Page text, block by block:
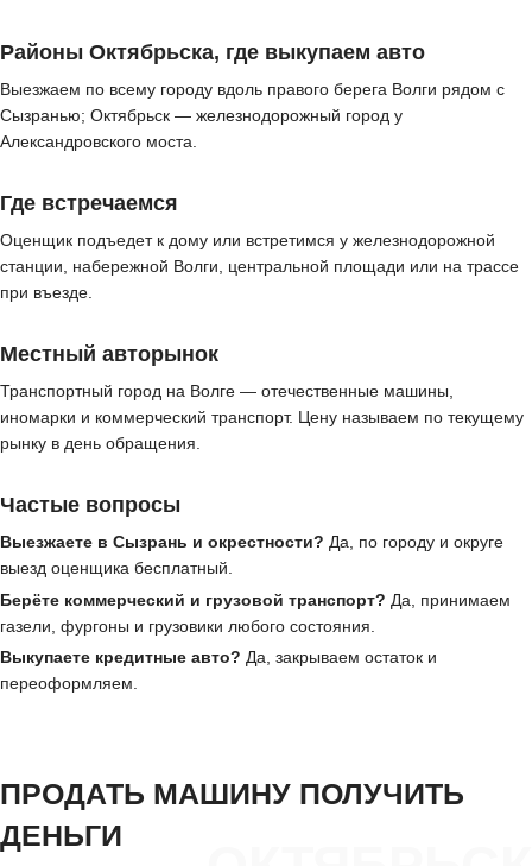
Районы Октябрьска, где выкупаем авто
Выезжаем по всему городу вдоль правого берега Волги рядом с
Сызранью; Октябрьск — железнодорожный город у
Александровского моста.
Где встречаемся
Оценщик подъедет к дому или встретимся у железнодорожной
станции, набережной Волги, центральной площади или на трассе
при въезде.
Местный авторынок
Транспортный город на Волге — отечественные машины,
иномарки и коммерческий транспорт. Цену называем по текущему
рынку в день обращения.
Частые вопросы
Выезжаете в Сызрань и окрестности? Да, по городу и округе
выезд оценщика бесплатный.
Берёте коммерческий и грузовой транспорт? Да, принимаем
газели, фургоны и грузовики любого состояния.
Выкупаете кредитные авто? Да, закрываем остаток и
переоформляем.
ПРОДАТЬ МАШИНУ ПОЛУЧИТЬ
ДЕНЬГИ